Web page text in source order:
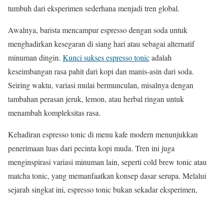
tumbuh dari eksperimen sederhana menjadi tren global.
Awalnya, barista mencampur espresso dengan soda untuk
menghadirkan kesegaran di siang hari atau sebagai alternatif
minuman dingin. Kunci sukses espresso tonicadalah
keseimbangan rasa pahit dari kopi dan manis-asin dari soda.
Seiring waktu, variasi mulai bermunculan, misalnya dengan
tambahan perasan jeruk, lemon, atau herbal ringan untuk
menambah kompleksitas rasa.
Kehadiran espresso tonic di menu kafe modern menunjukkan
penerimaan luas dari pecinta kopi muda. Tren ini juga
menginspirasi variasi minuman lain, seperti cold brew tonic atau
matcha tonic, yang memanfaatkan konsep dasar serupa. Melalui
sejarah singkat ini, espresso tonic bukan sekadar eksperimen,